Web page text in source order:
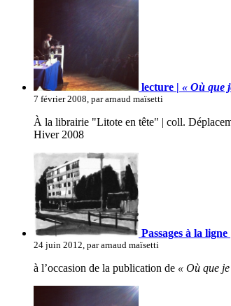
lecture | « Où que
7 février 2008, par arnaud maïsetti
À la librairie "Litote en tête" | coll.
Hiver 2008
Passages à la
24 juin 2012, par arnaud maïsetti
à l’occasion de la publication de « Où que